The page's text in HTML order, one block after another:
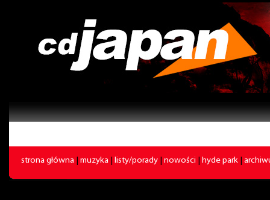
strona główna muzyka listy/porady nowości hyde park